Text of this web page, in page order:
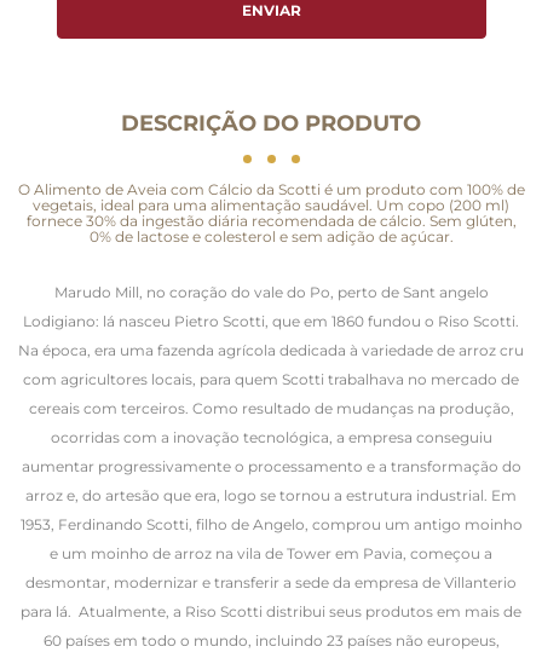
ENVIAR
DESCRIÇÃO DO PRODUTO
O Alimento de Aveia com Cálcio da Scotti é um produto com 100% de
vegetais, ideal para uma alimentação saudável. Um copo (200 ml)
fornece 30% da ingestão diária recomendada de cálcio. Sem glúten,
0% de lactose e colesterol e sem adição de açúcar.
Marudo Mill, no coração do vale do Po, perto de Sant angelo
Lodigiano: lá nasceu Pietro Scotti, que em 1860 fundou o Riso Scotti.
Na época, era uma fazenda agrícola dedicada à variedade de arroz cru
com agricultores locais, para quem Scotti trabalhava no mercado de
cereais com terceiros. Como resultado de mudanças na produção,
ocorridas com a inovação tecnológica, a empresa conseguiu
aumentar progressivamente o processamento e a transformação do
arroz e, do artesão que era, logo se tornou a estrutura industrial. Em
1953, Ferdinando Scotti, filho de Angelo, comprou um antigo moinho
e um moinho de arroz na vila de Tower em Pavia, começou a
desmontar, modernizar e transferir a sede da empresa de Villanterio
para lá. Atualmente, a Riso Scotti distribui seus produtos em mais de
60 países em todo o mundo, incluindo 23 países não europeus,